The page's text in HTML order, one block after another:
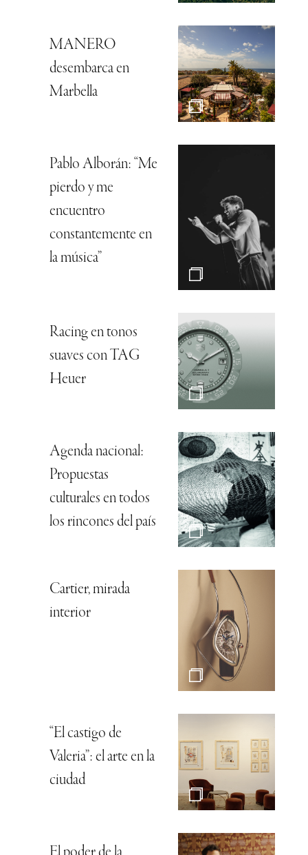
MANERO
desembarca en
Marbella
Pablo Alborán: “Me
pierdo y me
encuentro
constantemente en
la música”
Racing en tonos
suaves con TAG
Heuer
Agenda nacional:
Propuestas
culturales en todos
los rincones del país
Cartier, mirada
interior
“El castigo de
Valeria”: el arte en la
ciudad